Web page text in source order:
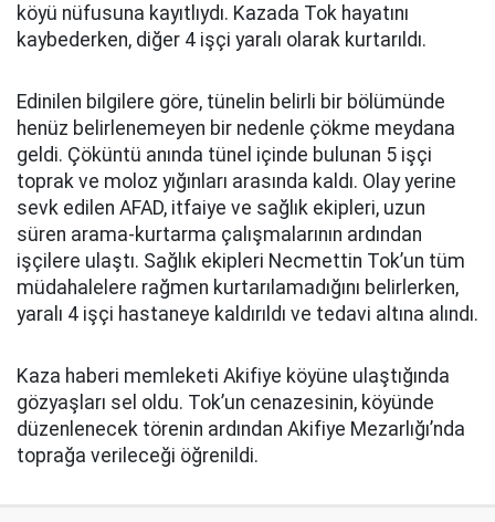
köyü nüfusuna kayıtlıydı. Kazada Tok hayatını
kaybederken, diğer 4 işçi yaralı olarak kurtarıldı.
Edinilen bilgilere göre, tünelin belirli bir bölümünde
henüz belirlenemeyen bir nedenle çökme meydana
geldi. Çöküntü anında tünel içinde bulunan 5 işçi
toprak ve moloz yığınları arasında kaldı. Olay yerine
sevk edilen AFAD, itfaiye ve sağlık ekipleri, uzun
süren arama-kurtarma çalışmalarının ardından
işçilere ulaştı. Sağlık ekipleri Necmettin Tok’un tüm
müdahalelere rağmen kurtarılamadığını belirlerken,
yaralı 4 işçi hastaneye kaldırıldı ve tedavi altına alındı.
Kaza haberi memleketi Akifiye köyüne ulaştığında
gözyaşları sel oldu. Tok’un cenazesinin, köyünde
düzenlenecek törenin ardından Akifiye Mezarlığı’nda
toprağa verileceği öğrenildi.